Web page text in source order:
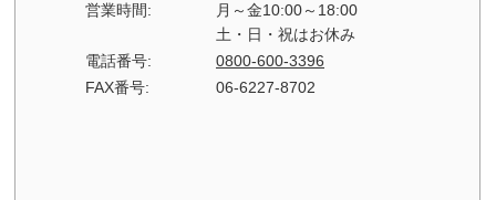
営業時間:
月～金10:00～18:00
土・日・祝はお休み
電話番号:
0800-600-3396
FAX番号:
06-6227-8702